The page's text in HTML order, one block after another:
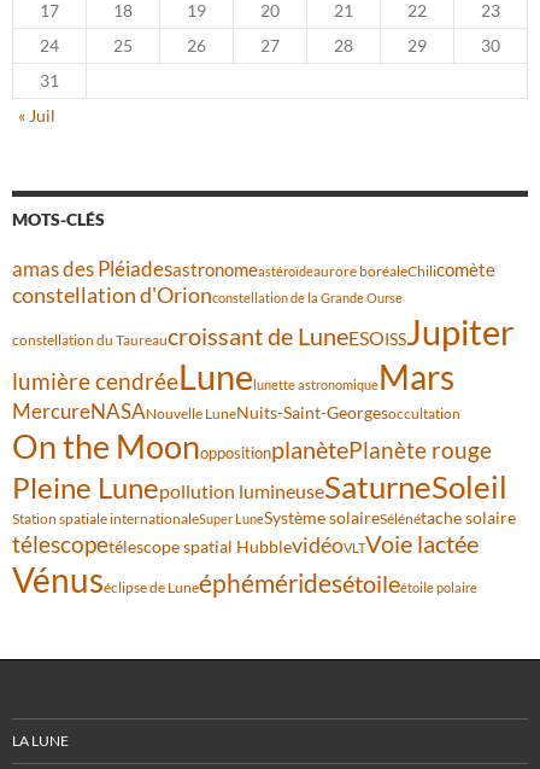
17
18 19 20 21 22
23
24
25 26 27 28 29
30
31
« Juil
MOTS-CLÉS
amas des Pléiadesastronomeastéroïdeaurore boréaleChilicomète
constellation d'Orionconstellation de la Grande Ourse
constellation du Taureaucroissant de LuneESOISSJupiter
lumière cendréeLunelunette astronomiqueMars
MercureNASANouvelle LuneNuits-Saint-Georgesoccultation
On the MoonoppositionplanètePlanète rouge
Pleine Lunepollution lumineuseSaturneSoleil
Station spatiale internationaleSuper LuneSystème solaireSélénétache solaire
télescopetélescope spatial HubblevidéoVLTVoie lactée
Vénuséclipse de Luneéphéméridesétoileétoile polaire
LA LUNE